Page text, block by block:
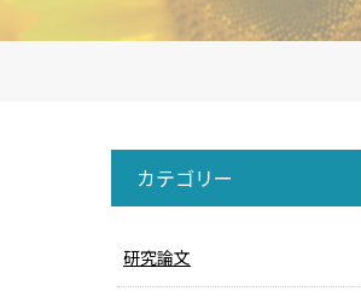
カテゴリー
研究論文